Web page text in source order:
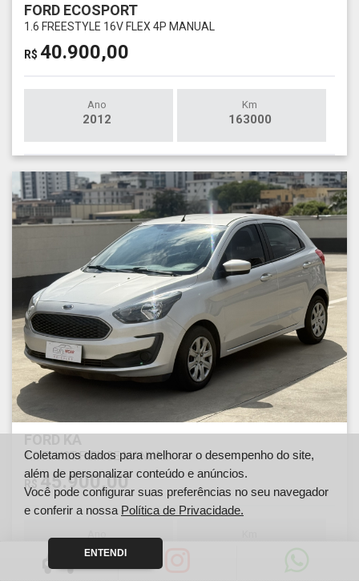
FORD ECOSPORT
1.6 FREESTYLE 16V FLEX 4P MANUAL
R$ 40.900,00
Ano
2012
Km
163000
1.0 TI-VCT FLEX SE MANUAL
45.900,00
2019
Coletamos dados para melhorar o desempenho do site,
além de personalizar conteúdo e anúncios.
Você pode configurar suas preferências no seu navegador
e conferir a nossa Política de Privacidade.
ENTENDI